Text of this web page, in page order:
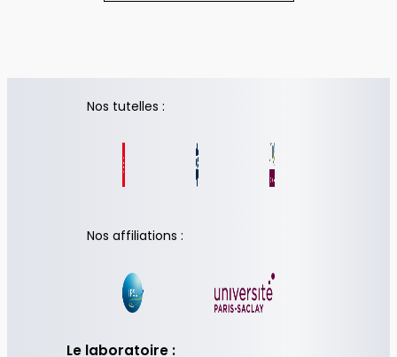
Nos tutelles :
Nos affiliations :
Le laboratoire :